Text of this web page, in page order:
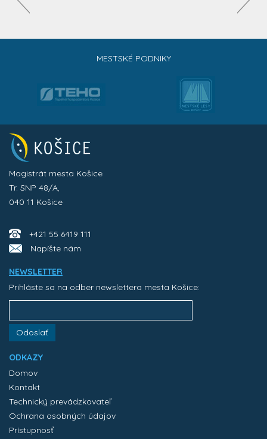
MESTSKÉ PODNIKY
Magistrát mesta Košice
Tr. SNP 48/A,
040 11 Košice
+421 55 6419 111
Napíšte nám
NEWSLETTER
Prihláste sa na odber newslettera mesta Košice:
Odoslať
ODKAZY
Domov
Kontakt
Technický prevádzkovateľ
Ochrana osobných údajov
Prístupnosť